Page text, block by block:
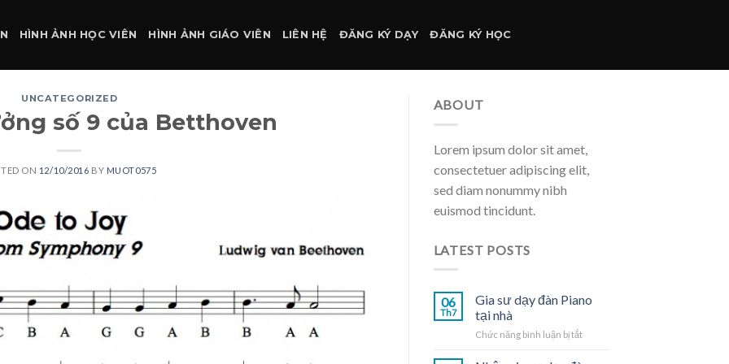
HÌNH ẢNH HỌC VIÊN HÌNH ẢNH GIÁO VIÊN LIÊN HỆ ĐĂNG KÝ DẠY ĐĂNG KÝ HỌC
UNCATEGORIZED
số 9 của Betthoven
ON 12/10/2016 BY MUOT0575
ABOUT
Lorem ipsum dolor sit amet,
consectetuer adipiscing elit,
sed diam nonummy nibh
euismod tincidunt.
LATEST POSTS
06
Th7
Gia sư dạy đàn Piano
tại nhà
Chức năng bình luận bị tắtở